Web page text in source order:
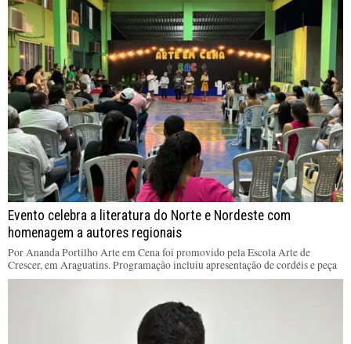
Evento celebra a literatura do Norte e Nordeste com
homenagem a autores regionais
Por Ananda Portilho Arte em Cena foi promovido pela Escola Arte de
Crescer, em Araguatins. Programação incluiu apresentação de cordéis e peça